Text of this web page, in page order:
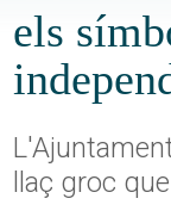
els
llaç groc